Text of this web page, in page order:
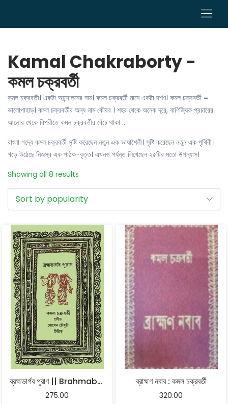
0
Kamal Chakraborty -
কমল চক্রবর্তী
কমল চক্রবর্তী। একটা আন্দোলনের নাম। কমল চক্রবর্তী মানে একটা দর্শণ। কমল চক্রবর্তী =
ভালোপাহাড়। কমল চক্রবর্তীর অন্য নাম কৌরব । শহর থেকে অনেক দূরে, বাণিজ্যিক প্রচারের
আলোর থেকে বিপরীতে কমল চক্রবর্তীর বেঁচে থাকা …
বাংলা গদ্যে কমল চক্রবর্তী সৃষ্টি করেছেন নতুন এক ভাষাশৈলী। সৃষ্টি করেছেন নতুন এক পৃথিবী।
গড়ে উঠেছে নিজস্ব এক পাঠক-বৃত্ত। এখনও পর্যন্ত লিখেছেন ২৫টির মতো উপন্যাস।
Showing all 8 results
ব্রহ্মভার্গব পুরাণ || Brahmabhargab Puran
275.00
ব্রাহ্মণ নবাব : কমল চক্রবর্তী
320.00